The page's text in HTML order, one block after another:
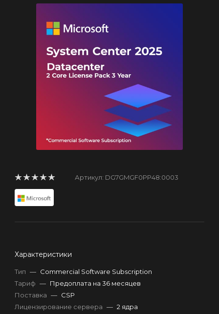
Артикул: DG7GMGF0PP48:0003
Характеристики
Тип — Commercial Software Subscription
Тариф — Предоплата на 36 месяцев
Поставка — CSP
Лицензирование сервера — 2 ядра